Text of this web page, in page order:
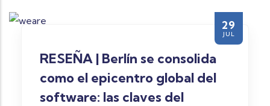
29
JUL
RESEÑA | Berlín se consolida
como el epicentro global del
software: las claves del